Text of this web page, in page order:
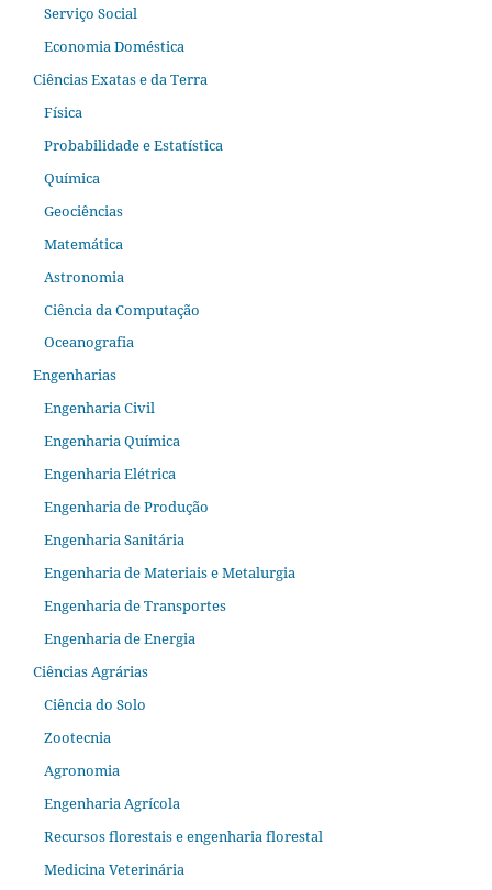
Serviço Social
Economia Doméstica
Ciências Exatas e da Terra
Física
Probabilidade e Estatística
Química
Geociências
Matemática
Astronomia
Ciência da Computação
Oceanografia
Engenharias
Engenharia Civil
Engenharia Química
Engenharia Elétrica
Engenharia de Produção
Engenharia Sanitária
Engenharia de Materiais e Metalurgia
Engenharia de Transportes
Engenharia de Energia
Ciências Agrárias
Ciência do Solo
Zootecnia
Agronomia
Engenharia Agrícola
Recursos florestais e engenharia florestal
Medicina Veterinária